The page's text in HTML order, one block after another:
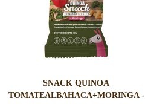
SNACK QUINOA
TOMATEALBAHACA+MORINGA -